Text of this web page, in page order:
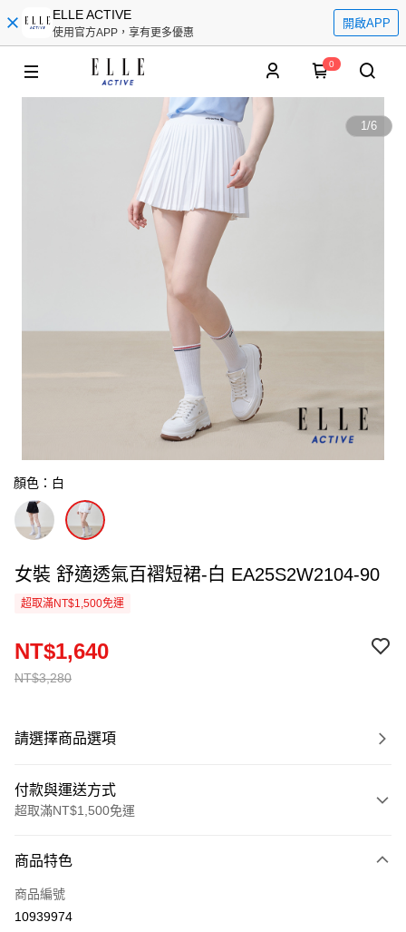
ELLE ACTIVE
使用官方APP，享有更多優惠
開啟APP
0
1/6
顏色：白
女裝 舒適透氣百褶短裙-白 EA25S2W2104-90
超取滿NT$1,500免運
NT$3,280
NT$1,640
請選擇商品選項
付款與運送方式
超取滿NT$1,500免運
信用卡一次付款
超商取貨付款
商品特色
商品編號
10939974